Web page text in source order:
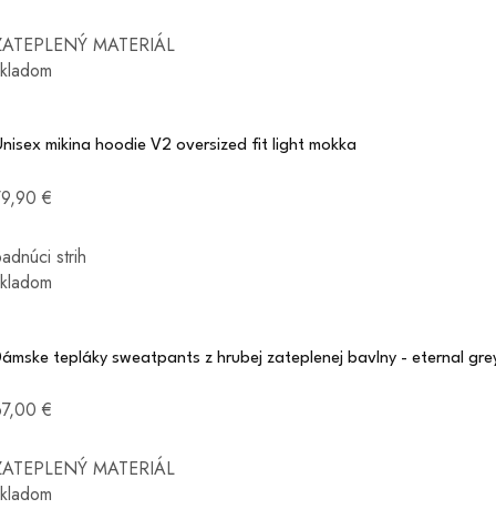
MATERIÁL
mikina hoodie V2 oversized fit light mokka
€
strih
tepláky sweatpants z hrubej zateplenej bavlny - eternal
€
MATERIÁL